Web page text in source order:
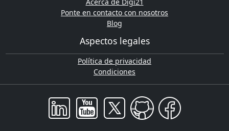
Ponte en contacto con nosotros
Blog
Aspectos legales
Política de privacidad
Condiciones